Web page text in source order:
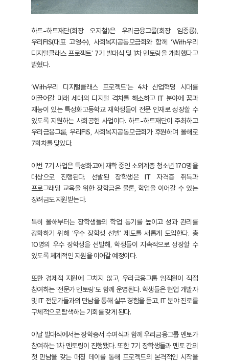
하트-하트재단(회장 오지철)은 우리금융그룹(회장 임종룡),
우리FIS(대표 고영수), 사회복지공동모금회와 함께 ‘With우리
디지털클래스 프로젝트’ 7기 발대식 및 1차 멘토링을 개최했다고
밝혔다.
‘With우리 디지털클래스 프로젝트’는 4차 산업혁명 시대를
이끌어갈 미래 세대의 디지털 격차를 해소하고 IT 분야에 꿈과
재능이 있는 특성화고등학교 재학생들이 전문 인재로 성장할 수
있도록 지원하는 사회공헌 사업이다. 하트-하트재단이 주최하고
우리금융그룹, 우리FIS, 사회복지공동모금회가 후원하며 올해로
7회차를 맞았다.
이번 7기 사업은 특성화고에 재학 중인 소외계층 청소년 170명을
대상으로 진행된다. 선발된 장학생은 IT 자격증 취득과
프로그래밍 교육을 위한 장학금은 물론, 학업을 이어갈 수 있는
장려금도 지원받는다.
특히 올해부터는 장학생들의 학업 동기를 높이고 성과 관리를
강화하기 위해 ‘우수 장학생 선발’ 제도를 새롭게 도입한다. 총
10명의 우수 장학생을 선발해, 학생들이 지속적으로 성장할 수
있도록 체계적인 지원을 이어갈 예정이다.
또한 경제적 지원에 그치지 않고, 우리금융그룹 임직원이 직접
참여하는 ‘전문가 멘토링’도 함께 운영된다. 학생들은 현업 개발자
및 IT 전문가들과의 만남을 통해 실무 경험을 듣고, IT 분야 진로를
구체적으로 탐색하는 기회를 갖게 된다.
이날 발대식에서는 장학증서 수여식과 함께 우리금융그룹 멘토가
참여하는 1차 멘토링이 진행됐다. 또한 7기 장학생들과 멘토 간의
첫 만남을 갖는 매칭 데이를 통해 프로젝트의 본격적인 시작을